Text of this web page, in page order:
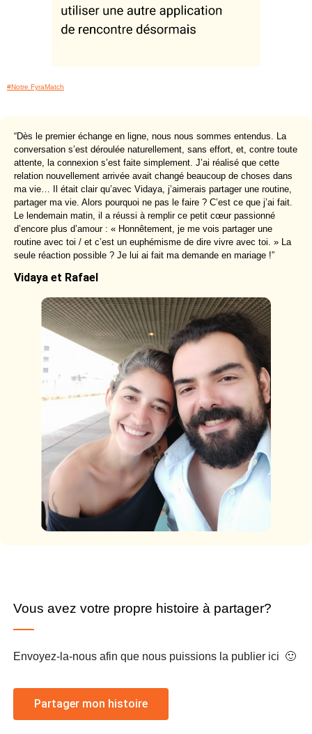
#Notre FyraMatch
“Dès le premier échange en ligne, nous nous sommes entendus. La
conversation s’est déroulée naturellement, sans effort, et, contre toute
attente, la connexion s’est faite simplement. J’ai réalisé que cette
relation nouvellement arrivée avait changé beaucoup de choses dans
ma vie… Il était clair qu’avec Vidaya, j’aimerais partager une routine,
partager ma vie. Alors pourquoi ne pas le faire ? C’est ce que j’ai fait.
Le lendemain matin, il a réussi à remplir ce petit cœur passionné
d’encore plus d’amour : « Honnêtement, je me vois partager une
routine avec toi / et c’est un euphémisme de dire vivre avec toi. » La
seule réaction possible ? Je lui ai fait ma demande en mariage !”
Vidaya et Rafael
Vous avez votre propre histoire à partager?
Envoyez-la-nous afin que nous puissions la publier ici 🙂
Partager mon histoire